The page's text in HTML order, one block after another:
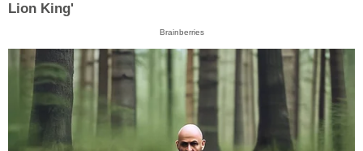
Lion King'
Brainberries